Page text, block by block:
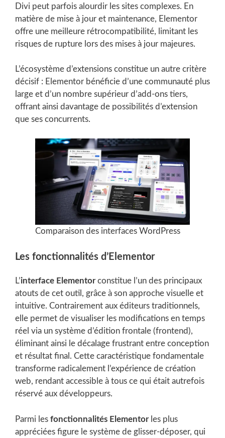
Divi peut parfois alourdir les sites complexes. En
matière de mise à jour et maintenance, Elementor
offre une meilleure rétrocompatibilité, limitant les
risques de rupture lors des mises à jour majeures.
L’écosystème d’extensions constitue un autre critère
décisif : Elementor bénéficie d’une communauté plus
large et d’un nombre supérieur d’add-ons tiers,
offrant ainsi davantage de possibilités d’extension
que ses concurrents.
Comparaison des interfaces WordPress
Les fonctionnalités d’Elementor
L’interface Elementorconstitue l’un des principaux
atouts de cet outil, grâce à son approche visuelle et
intuitive. Contrairement aux éditeurs traditionnels,
elle permet de visualiser les modifications en temps
réel via un système d’édition frontale (frontend),
éliminant ainsi le décalage frustrant entre conception
et résultat final. Cette caractéristique fondamentale
transforme radicalement l’expérience de création
web, rendant accessible à tous ce qui était autrefois
réservé aux développeurs.
Parmi les fonctionnalités Elementorles plus
appréciées figure le système de glisser-déposer, qui